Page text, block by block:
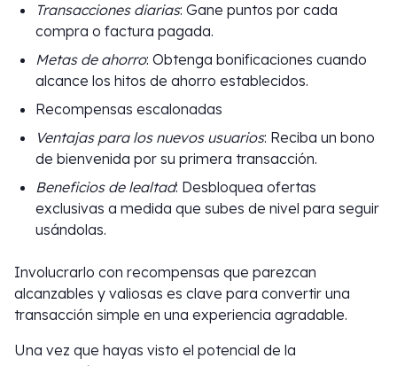
Transacciones diarias: Gane puntos por cada
compra o factura pagada.
Metas de ahorro: Obtenga bonificaciones cuando
alcance los hitos de ahorro establecidos.
Recompensas escalonadas
Ventajas para los nuevos usuarios: Reciba un bono
de bienvenida por su primera transacción.
Beneficios de lealtad: Desbloquea ofertas
exclusivas a medida que subes de nivel para seguir
usándolas.
Involucrarlo con recompensas que parezcan
alcanzables y valiosas es clave para convertir una
transacción simple en una experiencia agradable.
Una vez que hayas visto el potencial de la